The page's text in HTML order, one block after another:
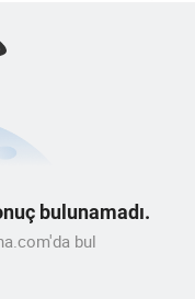
bulunamadı.
bul